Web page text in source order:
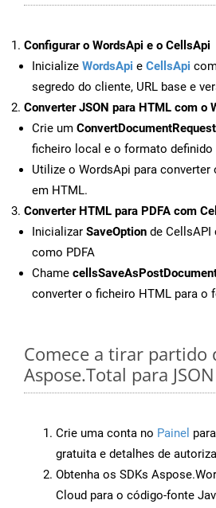
Configurar o WordsApi e o CellsApi
Inicialize WordsApi e CellsApi
segredo do cliente, URL base e
Converter JSON para HTML com o
Crie um ConvertDocumentRequest
ficheiro local e o formato definido
Utilize o WordsApi para converter
em HTML.
Converter HTML para PDFA com
Inicializar SaveOption de CellsAPI
como PDFA
Chame
converter o ficheiro HTML para o
Comece a tirar partido
Aspose.Total para
Crie uma conta no Painel
gratuita e detalhes de
Obtenha os SDKs
Cloud para o código-fonte